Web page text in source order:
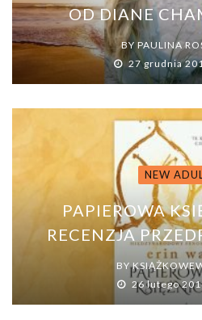
OD DIANE
BY PAULINA
27 grudnia
NEW
PAPIEROWA
RECENZJA
BY
26 lutego